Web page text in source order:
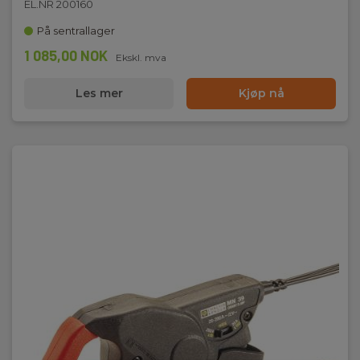
Nettovekt:
EL.NR 200160
På sentrallager
1 085,00 NOK Ekskl. mva
Les mer Kjøp nå